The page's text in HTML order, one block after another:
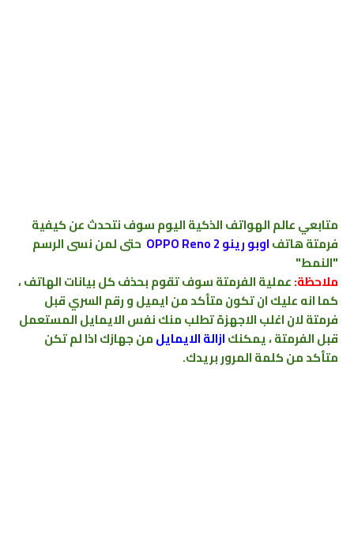
متابعي عالم الهواتف الذكية اليوم سوف نتحدث عن كيفية
فرمتة هاتفاوبو رينوOPPO Reno 2 حتى لمن نسى الرسم
"النمط"
ملاحظة:عملية الفرمتة سوف تقوم بحذف كل بيانات الهاتف ،
كما انه عليك ان تكون متأكد من ايميل و رقم السري قبل
فرمتة لان اغلب الاجهزة تطلب منك نفس الايمايل المستعمل
قبل الفرمتة،يمكنكازالة الايمايلمن جهازك اذا لم تكن
متأكد من كلمة المرور بريدك.